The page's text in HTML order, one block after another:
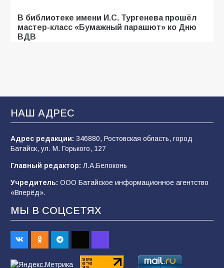
В библиотеке имени И.С. Тургенева прошёл
мастер-класс «Бумажный парашют» ко Дню
ВДВ
образовательного кластера
106 05.08.2026
«Мобилизация или набор?» Что на самом
деле происходит в армии России в августе
2026 года
101 03.08.2026
В Батайске продолжаются дорожные работы
98 04.08.2026
НАШ АДРЕС
Адрес редакции: 346880, Ростовская область, город
Батайск, ул. М. Горького, 127
Главный редактор: Л.А.Белоконь
Учредитель: ООО Батайское информационное агентство
«Вперёд».
МЫ В СОЦСЕТЯХ